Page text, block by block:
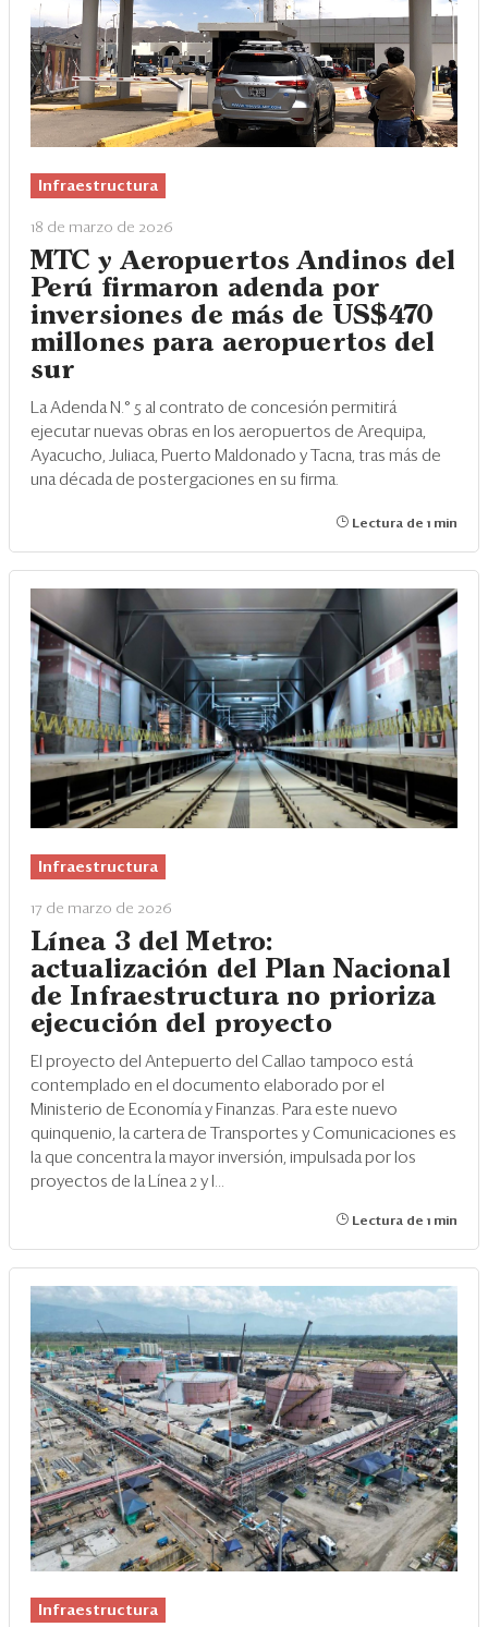
Infraestructura
18 de marzo de 2026
MTC y Aeropuertos Andinos del
Perú firmaron adenda por
inversiones de más de US$470
millones para aeropuertos del
sur
La Adenda N.° 5 al contrato de concesión permitirá
ejecutar nuevas obras en los aeropuertos de Arequipa,
Ayacucho, Juliaca, Puerto Maldonado y Tacna, tras más de
una década de postergaciones en su firma.
Lectura de 1 min
Infraestructura
17 de marzo de 2026
Línea 3 del Metro:
actualización del Plan Nacional
de Infraestructura no prioriza
ejecución del proyecto
El proyecto del Antepuerto del Callao tampoco está
contemplado en el documento elaborado por el
Ministerio de Economía y Finanzas. Para este nuevo
quinquenio, la cartera de Transportes y Comunicaciones es
la que concentra la mayor inversión, impulsada por los
proyectos de la Línea 2 y l...
Lectura de 1 min
Infraestructura